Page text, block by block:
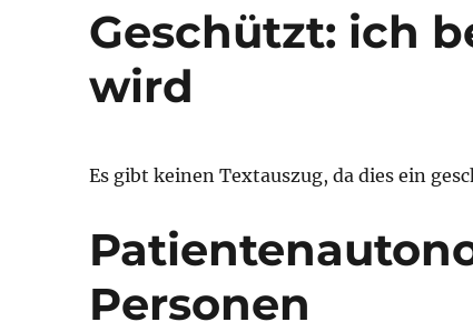
Geschützt: ich
wird
Es gibt keinen Textauszug, da dies ein
Personen